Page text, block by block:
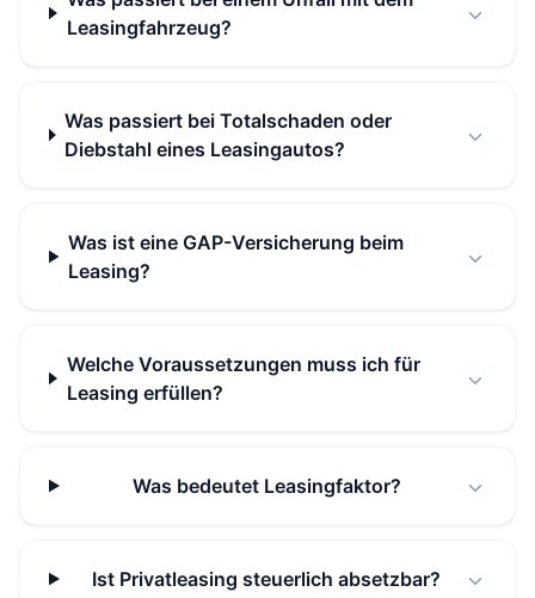
Leasingfahrzeug?
Was passiert bei Totalschaden oder
Diebstahl eines Leasingautos?
Was ist eine GAP-Versicherung beim
Leasing?
Welche Voraussetzungen muss ich für
Leasing erfüllen?
Was bedeutet Leasingfaktor?
Ist Privatleasing steuerlich absetzbar?